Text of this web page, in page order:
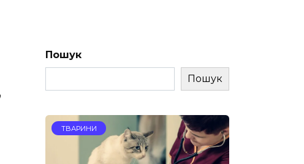
Пошук
Пошук
ТВАРИНИ